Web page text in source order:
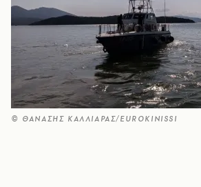
© ΘΑΝΑΣΗΣ ΚΑΛΛΙΑΡΑΣ/EUROKINISSI